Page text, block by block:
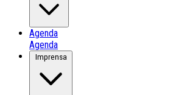
Agenda
Agenda
Imprensa